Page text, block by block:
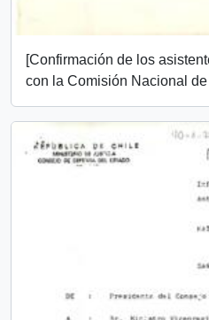
[Confirmación de los
con la Comisión Nacional